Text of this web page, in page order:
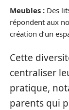
Meubles : Des
répondent aux
création d’un
Cette
centraliser
pratique,
parents qui